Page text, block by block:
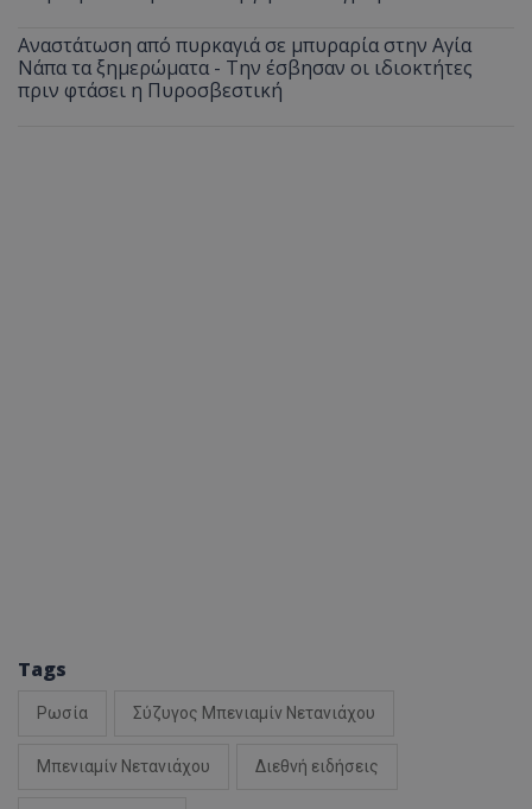
Αναστάτωση από πυρκαγιά σε μπυραρία στην Αγία
Νάπα τα ξημερώματα - Την έσβησαν οι ιδιοκτήτες
πριν φτάσει η Πυροσβεστική
Tags
Ρωσία Σύζυγος Μπενιαμίν Νετανιάχου
Μπενιαμίν Νετανιάχου Διεθνή ειδήσεις